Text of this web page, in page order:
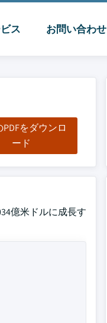
ス お問い合わせ
をダウンロ
ード
億米ドルに成長す